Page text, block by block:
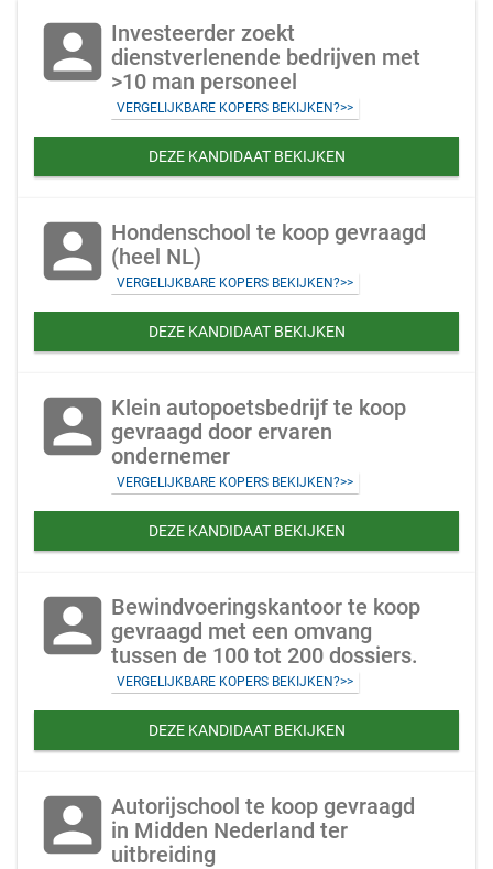
account_box Investeerder zoekt
dienstverlenende bedrijven met
>10 man personeel
VERGELIJKBARE KOPERS BEKIJKEN?>>
DEZE KANDIDAAT BEKIJKEN
account_box Hondenschool te koop gevraagd
(heel NL)
VERGELIJKBARE KOPERS BEKIJKEN?>>
DEZE KANDIDAAT BEKIJKEN
account_box Klein autopoetsbedrijf te koop
gevraagd door ervaren
ondernemer
VERGELIJKBARE KOPERS BEKIJKEN?>>
DEZE KANDIDAAT BEKIJKEN
account_box Bewindvoeringskantoor te koop
gevraagd met een omvang
tussen de 100 tot 200 dossiers.
VERGELIJKBARE KOPERS BEKIJKEN?>>
DEZE KANDIDAAT BEKIJKEN
account_box Autorijschool te koop gevraagd
in Midden Nederland ter
uitbreiding